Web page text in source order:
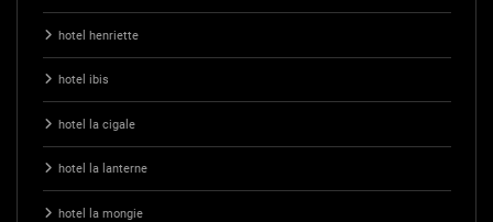
hotel henriette
hotel ibis
hotel la cigale
hotel la lanterne
hotel la mongie